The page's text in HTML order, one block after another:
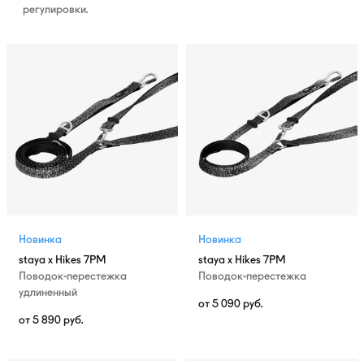
регулировки.
Новинка
staya x Hikes 7PM
Поводок-перестежка
удлиненный
от 5 890 руб.
Новинка
staya x Hikes 7PM
Поводок-перестежка
от 5 090 руб.